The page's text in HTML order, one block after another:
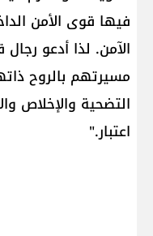
فيها قوى الأمن
الآمن. لذا أدعو
مسيرتهم بالروح
التضحية والإخلاص
اعتبار."